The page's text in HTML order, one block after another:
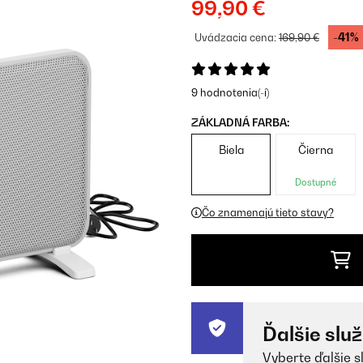
99,90 €
Uvádzacia cena:169,90 € -41%
9 hodnotenia(-í)
ZÁKLADNÁ FARBA:
Biela Čierna
Dostupné
Čo znamenajú tieto stavy?
Ďalšie
Vyberte ďalšie